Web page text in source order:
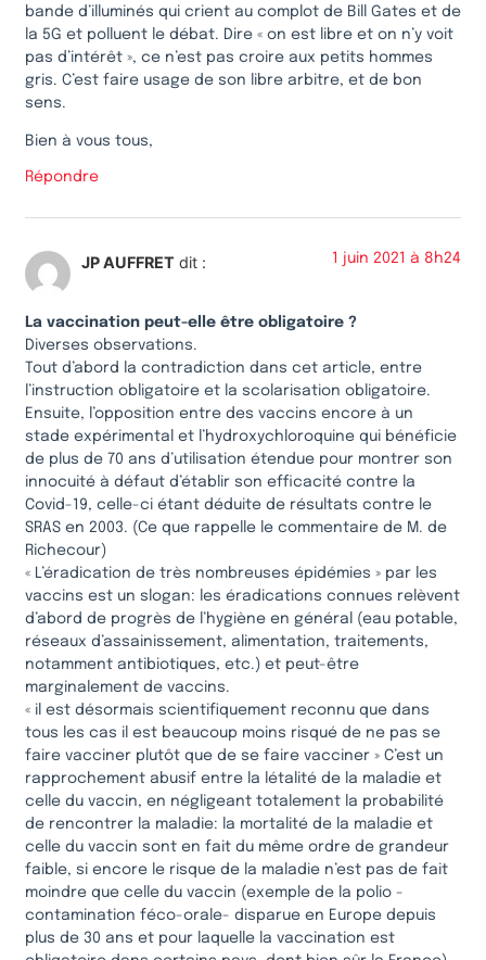
bande d’illuminés qui crient au complot de Bill Gates et de
la 5G et polluent le débat. Dire « on est libre et on n’y voit
pas d’intérêt », ce n’est pas croire aux petits hommes
gris. C’est faire usage de son libre arbitre, et de bon
sens.
Bien à vous tous,
Répondre
JP AUFFRET dit : 1 juin 2021 à 8h24
La vaccination peut-elle être obligatoire ?
Diverses observations.
Tout d’abord la contradiction dans cet article, entre
l’instruction obligatoire et la scolarisation obligatoire.
Ensuite, l’opposition entre des vaccins encore à un
stade expérimental et l’hydroxychloroquine qui bénéficie
de plus de 70 ans d’utilisation étendue pour montrer son
innocuité à défaut d’établir son efficacité contre la
Covid-19, celle-ci étant déduite de résultats contre le
SRAS en 2003. (Ce que rappelle le commentaire de M. de
Richecour)
« L’éradication de très nombreuses épidémies » par les
vaccins est un slogan: les éradications connues relèvent
d’abord de progrès de l’hygiène en général (eau potable,
réseaux d’assainissement, alimentation, traitements,
notamment antibiotiques, etc.) et peut-être
marginalement de vaccins.
« il est désormais scientifiquement reconnu que dans
tous les cas il est beaucoup moins risqué de ne pas se
faire vacciner plutôt que de se faire vacciner » C’est un
rapprochement abusif entre la létalité de la maladie et
celle du vaccin, en négligeant totalement la probabilité
de rencontrer la maladie: la mortalité de la maladie et
celle du vaccin sont en fait du même ordre de grandeur
faible, si encore le risque de la maladie n’est pas de fait
moindre que celle du vaccin (exemple de la polio -
contamination féco-orale- disparue en Europe depuis
plus de 30 ans et pour laquelle la vaccination est